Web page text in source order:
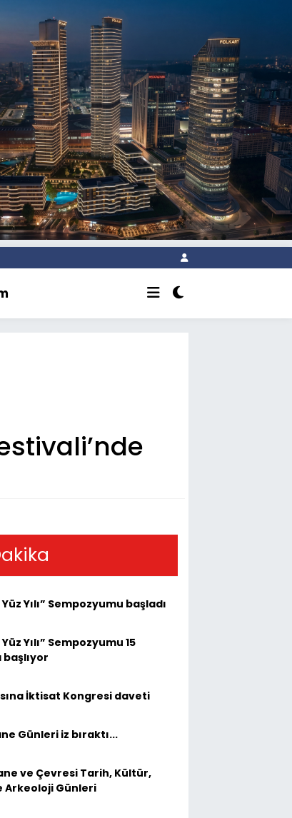
Yılı” Sempozyumu başladı
Yılı” Sempozyumu 15
başlıyor
İktisat Kongresi daveti
Günleri iz bıraktı...
ve Çevresi Tarih, Kültür,
Arkeoloji Günleri